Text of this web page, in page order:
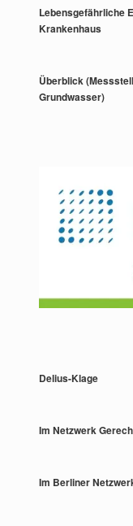
Lebensgefährliche
Krankenhaus
Überblick
Grundwasser)
Delius-Klage
Im Netzwerk
Im Berliner